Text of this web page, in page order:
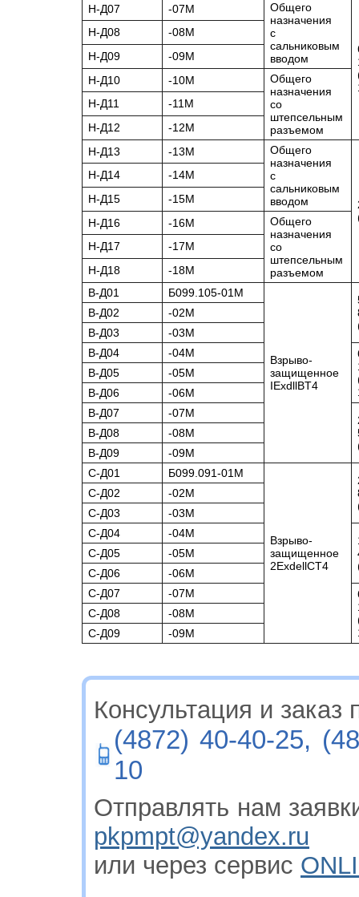
Н-Д07
-07М
Общего
назначения
с
сальниковым
вводом
Н-Д08
-08М
Н-Д09
-09М
Н-Д10
-10М
Общего
назначения
со
штепсельным
разъемом
Н-Д11
-11М
Н-Д12
-12М
Н-Д13
-13М
Общего
назначения
с
сальниковым
вводом
Н-Д14
-14М
Н-Д15
-15М
Н-Д16
-16М
Общего
назначения
со
штепсельным
разъемом
Н-Д17
-17М
Н-Д18
-18М
В-Д01
Б099.105-01М
Взрыво-
защищенное
IExdllBT4
В-Д02
-02М
В-Д03
-03М
В-Д04
-04М
В-Д05
-05М
В-Д06
-06М
В-Д07
-07М
В-Д08
-08М
В-Д09
-09М
С-Д01
Б099.091-01М
Взрыво-
защищенное
2ExdellCT4
C-Д02
-02М
C-Д03
-03М
C-Д04
-04М
C-Д05
-05М
C-Д06
-06М
C-Д07
-07М
C-Д08
-08М
C-Д09
-09М
Консультация и заказ
(4872) 40-40-25,
10
Отправлять нам
pkpmpt@yandex.ru
или через сервис